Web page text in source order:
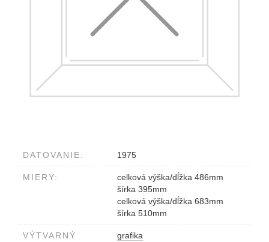
DATOVANIE: 1975
MIERY:
celková výška/dĺžka 486mm
šírka 395mm
celková výška/dĺžka 683mm
šírka 510mm
VÝTVARNÝ
grafika